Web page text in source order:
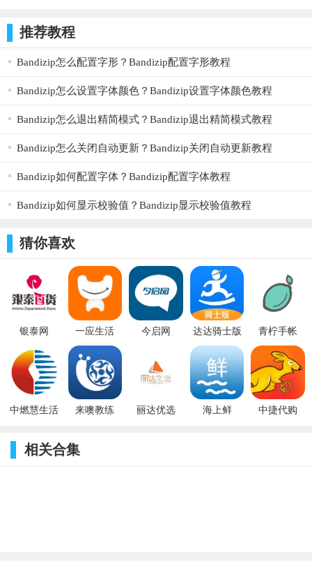
推荐教程
Bandizip怎么配置字形？Bandizip配置字形教程
Bandizip怎么设置字体颜色？Bandizip设置字体颜色教程
Bandizip怎么退出精简模式？Bandizip退出精简模式教程
Bandizip怎么关闭自动更新？Bandizip关闭自动更新教程
Bandizip如何配置字体？Bandizip配置字体教程
Bandizip如何显示校验值？Bandizip显示校验值教程
猜你喜欢
银泰网
一应生活
8.6.3_ios
今启网
达达骑士版
11.8.0_ios
青柠手帐
2.9.1_ios
中燃慧生活
来噢教练
丽达优选
海上鲜
中捷代购
相关合集